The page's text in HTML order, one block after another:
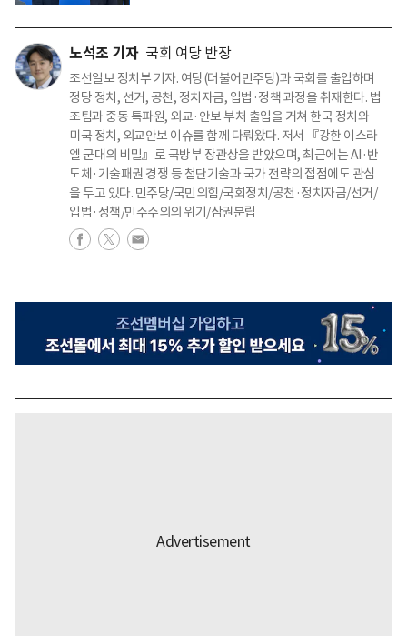
노석조 기자 국회 여당 반장
조선일보 정치부 기자. 여당(더불어민주당)과 국회를 출입하며
정당 정치, 선거, 공천, 정치자금, 입법·정책 과정을 취재한다. 법
조팀과 중동 특파원, 외교·안보 부처 출입을 거쳐 한국 정치와
미국 정치, 외교안보 이슈를 함께 다뤄왔다. 저서 『강한 이스라
엘 군대의 비밀』로 국방부 장관상을 받았으며, 최근에는 AI·반
도체·기술패권 경쟁 등 첨단기술과 국가 전략의 접점에도 관심
을 두고 있다. 민주당/국민의힘/국회정치/공천·정치자금/선거/
입법·정책/민주주의의 위기/삼권분립